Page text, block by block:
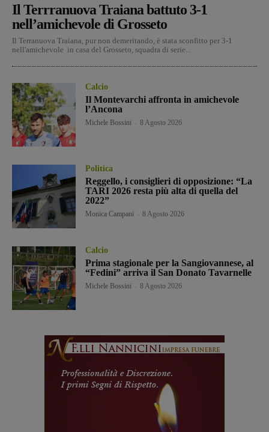
Il Terrranuova Traiana battuto 3-1
nell’amichevole di Grosseto
Il Terranuova Traiana, pur non demeritando, è stata sconfitto per 3-1
nell'amichevole in casa del Grosseto, squadra di serie...
Calcio
Il Montevarchi affronta in amichevole
l’Ancona
Michele Bossini 8 Agosto 2026
Politica
Reggello, i consiglieri di opposizione: “La
TARI 2026 resta più alta di quella del
2022”
Monica Campani 8 Agosto 2026
Calcio
Prima stagionale per la Sangiovannese, al
“Fedini” arriva il San Donato Tavarnelle
Michele Bossini 8 Agosto 2026